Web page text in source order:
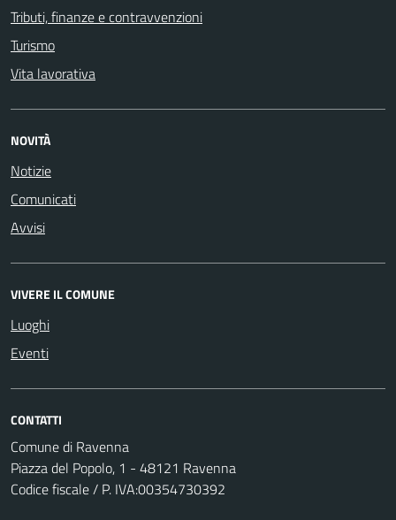
Tributi, finanze e contravvenzioni
Turismo
Vita lavorativa
NOVITÀ
Notizie
Comunicati
Avvisi
VIVERE IL COMUNE
Luoghi
Eventi
CONTATTI
Comune di Ravenna
Piazza del Popolo, 1 - 48121 Ravenna
Codice fiscale / P. IVA:00354730392